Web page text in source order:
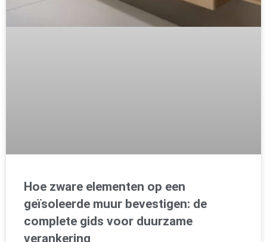
Hoe zware elementen op een
geïsoleerde muur bevestigen: de
complete gids voor duurzame
verankering